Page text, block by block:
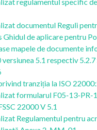
documentul Reguli
Ghidul de aplicare pentru
mapele de documente
versiunea 5.1 respectiv
tranziția la ISO
formularul F05-13-PR-
22000 V 5.1
Regulamentul pentru